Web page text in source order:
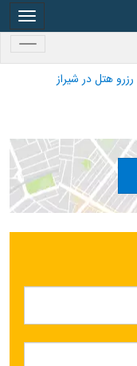
رزرو هتل در شیراز